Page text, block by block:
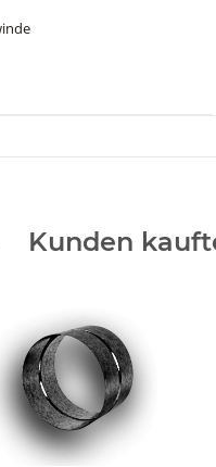
Kunden